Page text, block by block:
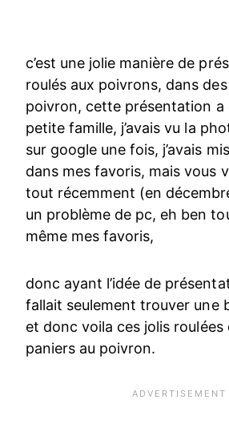
c’est une jolie manière de
roulés aux poivrons, dans
poivron, cette présentation a
petite famille, j’avais vu la
sur google une fois, j’avais
dans mes favoris, mais vous
tout récemment (en
un problème de pc, eh ben
même mes favoris,
donc ayant l’idée de
fallait seulement trouver une
et donc voila ces jolis roulées
paniers au poivron.